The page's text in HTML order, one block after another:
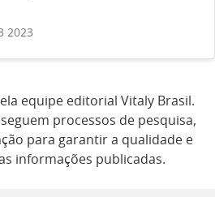
2023
equipe editorial Vitaly Brasil.
processos de pesquisa,
para garantir a qualidade e
informações publicadas.